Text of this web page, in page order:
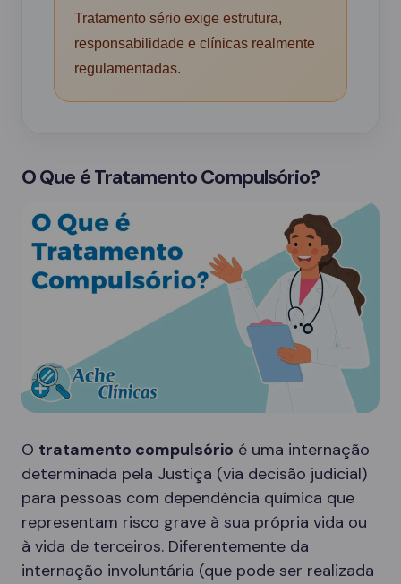
Tratamento sério exige estrutura,
responsabilidade e clínicas realmente
regulamentadas.
O Que é Tratamento Compulsório?
O tratamento compulsório é uma internação
determinada pela Justiça (via decisão judicial)
para pessoas com dependência química que
representam risco grave à sua própria vida ou
à vida de terceiros. Diferentemente da
internação involuntária (que pode ser realizada